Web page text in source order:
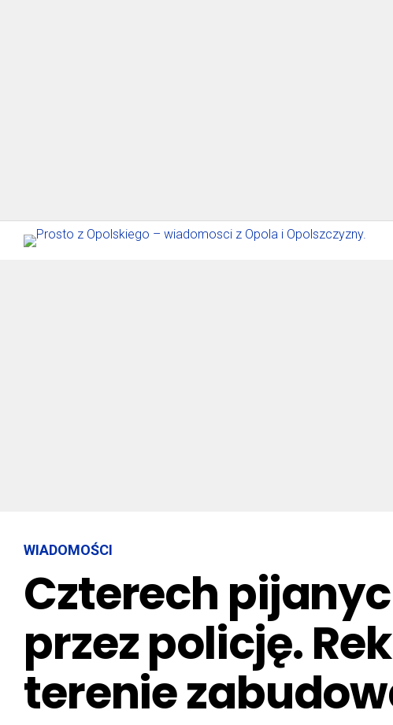
WIADOMOŚCI
Czterech
przez policję.
terenie